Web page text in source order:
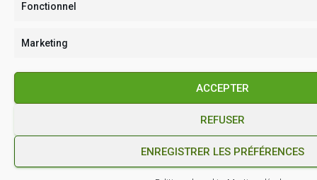
Fonctionnel
Marketing
ACCEPTER
REFUSER
ENREGISTRER LES PRÉFÉRENCES